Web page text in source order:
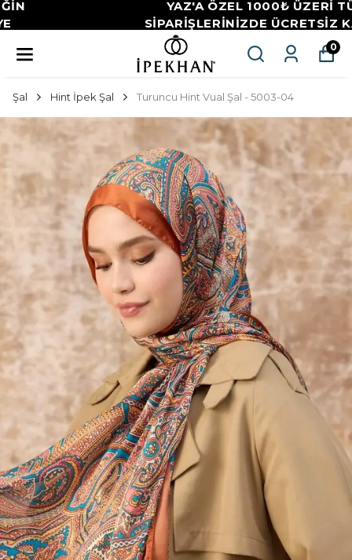
YAZ'A ÖZEL 1000₺ ÜZERİ TÜM
SİPARİŞLERİNİZDE ÜCRETSİZ KARGO
0
Şal Hint İpek Şal Turuncu Hint Vual Şal - 5003-04